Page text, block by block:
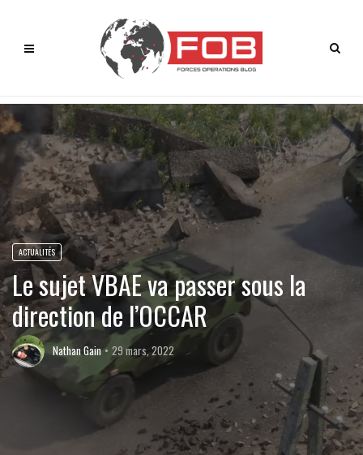
ACTUALITÉS
Le sujet VBAE va passer sous la
direction de l’OCCAR
Nathan Gain 29 mars, 2022